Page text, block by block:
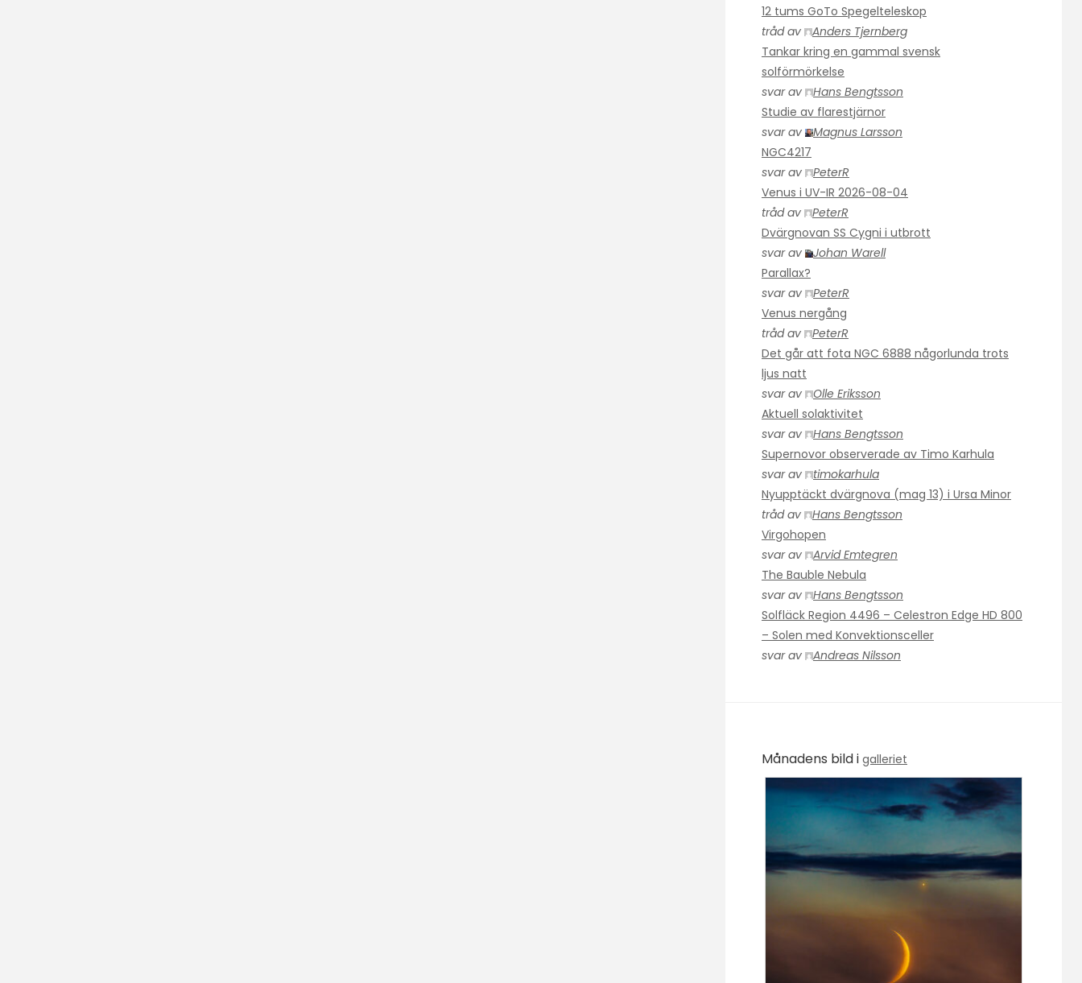
12 tums GoTo Spegelteleskop
tråd av
Anders Tjernberg
Tankar kring en gammal svensk
solförmörkelse
svar av
Hans Bengtsson
Studie av flarestjärnor
svar av
Magnus Larsson
NGC4217
svar av
PeterR
Venus i UV-IR 2026-08-04
tråd av
PeterR
Dvärgnovan SS Cygni i utbrott
svar av
Johan Warell
Parallax?
svar av
PeterR
Venus nergång
tråd av
PeterR
Det går att fota NGC 6888 någorlunda trots
ljus natt
svar av
Olle Eriksson
Aktuell solaktivitet
svar av
Hans Bengtsson
Supernovor observerade av Timo Karhula
svar av
timokarhula
Nyupptäckt dvärgnova (mag 13) i Ursa Minor
tråd av
Hans Bengtsson
Virgohopen
svar av
Arvid Emtegren
The Bauble Nebula
svar av
Hans Bengtsson
Solfläck Region 4496 – Celestron Edge HD 800
– Solen med Konvektionsceller
svar av
Andreas Nilsson
Månadens bild i galleriet